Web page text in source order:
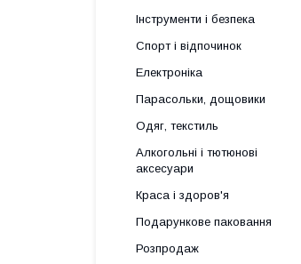
Інструменти і безпека
Спорт і відпочинок
Електроніка
Парасольки, дощовики
Одяг, текстиль
Алкогольні і тютюнові
аксесуари
Краса і здоров'я
Подарункове паковання
Розпродаж